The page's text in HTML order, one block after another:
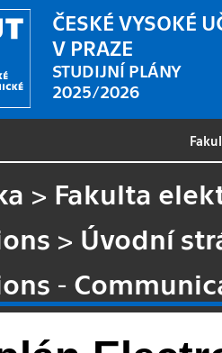
ČESKÉ VYSOKÉ
V PRAZE
STUDIJNÍ PLÁNY
2025/2026
> Fakulta
> Úvodní
-